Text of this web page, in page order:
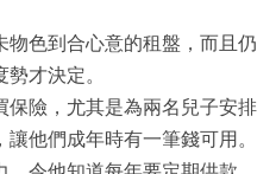
色到合心意的租盤，而且仍
才決定。
保險，尤其是為兩名兒子安排
讓他們成年時有一筆錢可用。